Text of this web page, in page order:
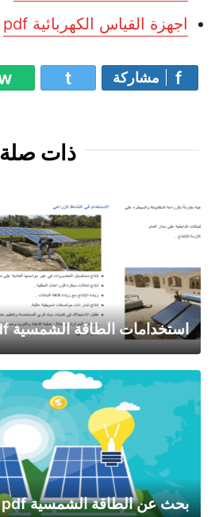
اجهزة القياس الكهربائية pdf
مشاركة
ذات صلة
استخدامات الطاقة الشمسية pdf
بحث عن الطاقة الشمسية pdf [جاهز للطباعة]